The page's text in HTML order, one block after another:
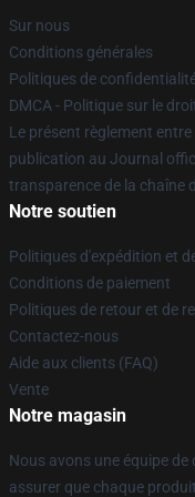
Sur nous
Conditions générales
Politiques de
DMCA - Politique sur le
Le présent règlement
publication au Journal
transparence de la chaîne
Notre soutien
Politiques d'expédition et
Conditions de paiement
Politiques de retour et de
Contactez-nous
Aide aux clients (FAQ)
Vente
Notre magasin
Nous avons une équipe
assurer que chaque